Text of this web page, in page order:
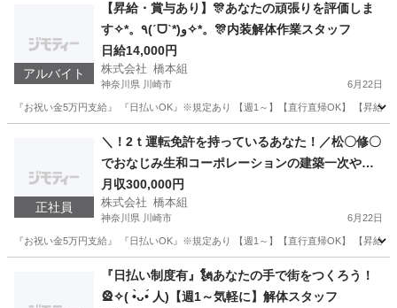
アルバイト
【昇給・賞与あり】🎊あなたの頑張りを評価しま
す✧*。٩(ˊᗜˋ*)و✧*。🎊内装解体作業スタッフ
日給14,000円
株式会社 橋本組
神奈川県 川崎市 6月22日
『お祝い金5万円支給』 『日払いOK』※規定あり 【週1～】【直行直帰OK】 【昇給
その他 神奈川 横浜市 その他
正社員
＼！2ｔ運転免許を持っているあなた！／松〇修〇
でおなじみ生和コーポレーションの建築一次やっ
てます✨
月収300,000円
株式会社 橋本組
神奈川県 川崎市 6月22日
『お祝い金5万円支給』 『日払いOK』※規定あり 【週1～】【直行直帰OK】 【昇
内装職人 神奈川 横浜市 内装職人
『日払い制度有』🗽あなたの手で街をつくろう！
🎡✧( •̀ᴗ•́ 人)【週1～気軽に】解体スタッフ